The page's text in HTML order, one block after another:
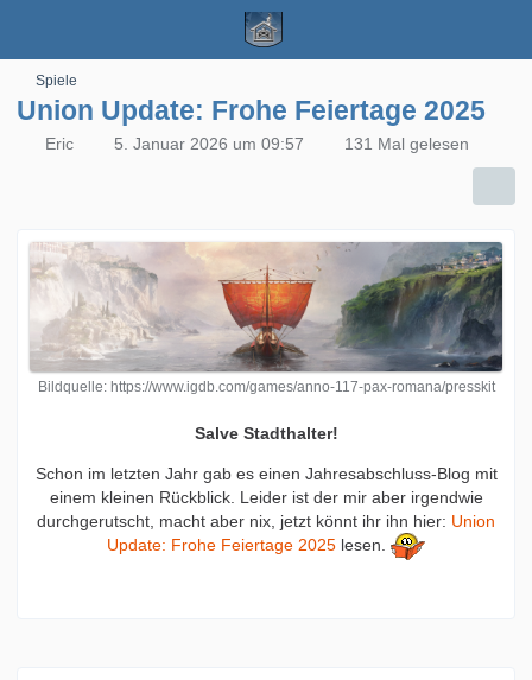
Spiele
Union Update: Frohe Feiertage 2025
Eric 5. Januar 2026 um 09:57 131 Mal gelesen
Bildquelle: https://www.igdb.com/games/anno-117-pax-romana/presskit
Salve Stadthalter!
Schon im letzten Jahr gab es einen Jahresabschluss-Blog mit
einem kleinen Rückblick. Leider ist der mir aber irgendwie
durchgerutscht, macht aber nix, jetzt könnt ihr ihn hier: Union
Update: Frohe Feiertage 2025 lesen.